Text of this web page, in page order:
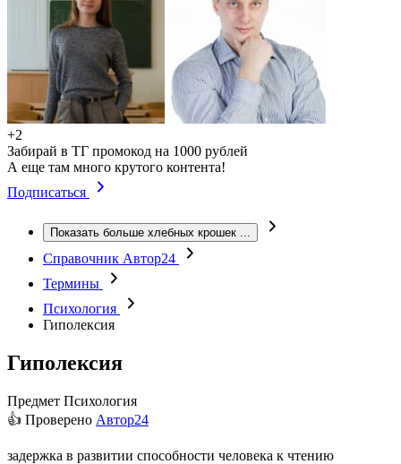
+2
Забирай в ТГ промокод на 1000 рублей
А еще там много крутого контента!
Подписаться
Показать больше хлебных крошек ...
Справочник Автор24
Термины
Психология
Гиполексия
Гиполексия
Предмет Психология
👍 Проверено Автор24
задержка в развитии способности человека к чтению